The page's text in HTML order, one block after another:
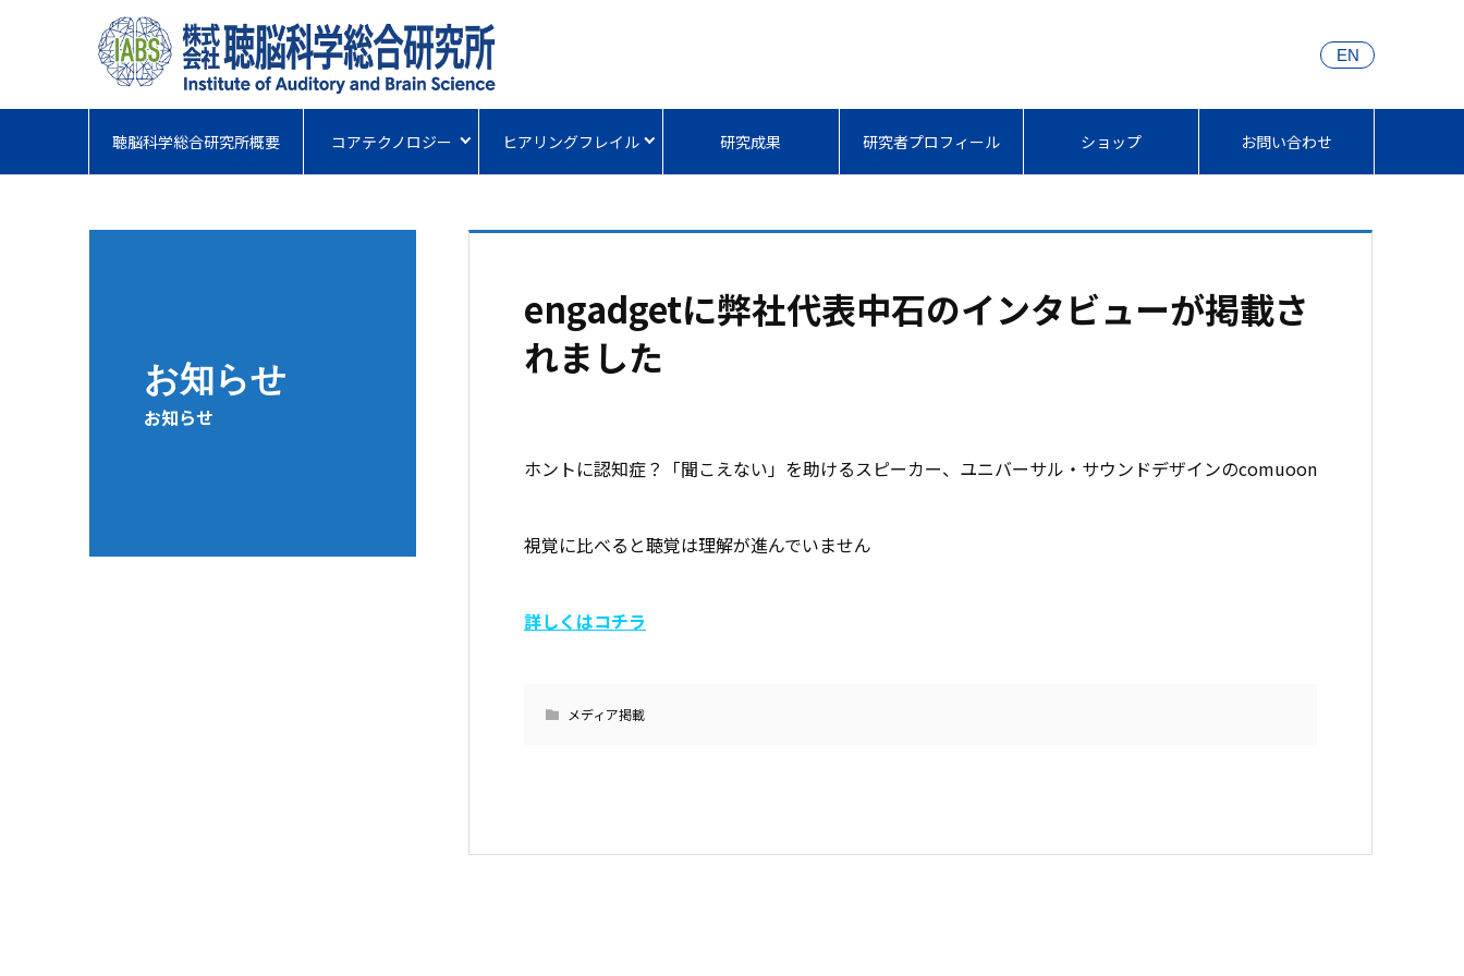
EN
聴脳科学総合研究所概要 コアテクノロジー ヒアリングフレイル 研究成果 研究者プロフィール ショップ お問い合わせ
お知らせ
お知らせ
engadgetに弊社代表中石のインタビューが掲載さ
れました
ホントに認知症？「聞こえない」を助けるスピーカー、ユニバーサル・サウンドデザインのcomuoon
視覚に比べると聴覚は理解が進んでいません
詳しくはコチラ
メディア掲載